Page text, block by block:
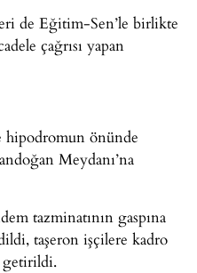
de Eğitim-Sen’le birlikte
çağrısı yapan
hipodromun önünde
Meydanı’na
tazminatının gaspına
taşeron işçilere kadro
getirildi.